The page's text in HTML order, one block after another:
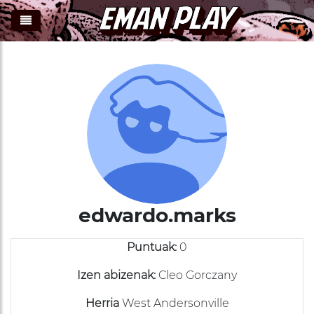
)
edwardo.marks
Puntuak: 0
Izen abizenak: Cleo Gorczany
HerriaWest Andersonville